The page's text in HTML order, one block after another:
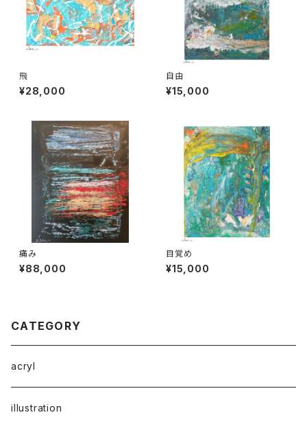
飛
¥28,000
自由
¥15,000
痛み
¥88,000
目覚め
¥15,000
CATEGORY
acryl
illustration